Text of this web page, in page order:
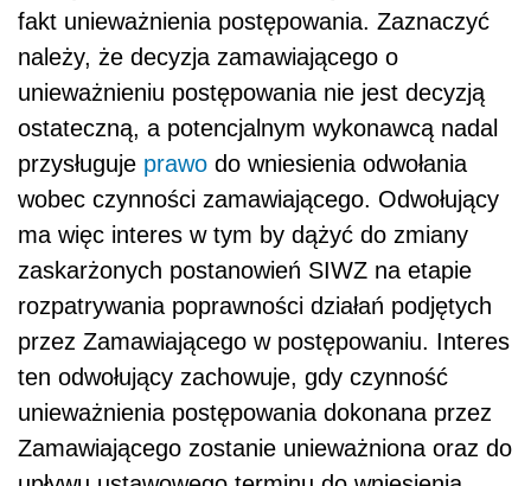
fakt unieważnienia postępowania. Zaznaczyć
należy, że decyzja zamawiającego o
unieważnieniu postępowania nie jest decyzją
ostateczną, a potencjalnym wykonawcą nadal
przysługuje prawo do wniesienia odwołania
wobec czynności zamawiającego. Odwołujący
ma więc interes w tym by dążyć do zmiany
zaskarżonych postanowień SIWZ na etapie
rozpatrywania poprawności działań podjętych
przez Zamawiającego w postępowaniu. Interes
ten odwołujący zachowuje, gdy czynność
unieważnienia postępowania dokonana przez
Zamawiającego zostanie unieważniona oraz do